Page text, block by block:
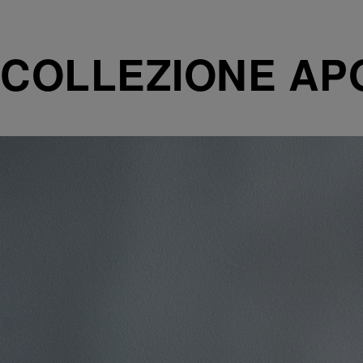
COLLEZIONE